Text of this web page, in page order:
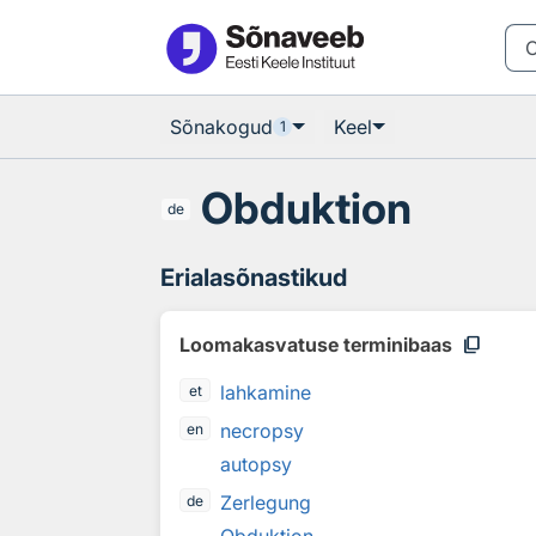
Sõnakogud 1 Keel
de Obduktion
Erialasõnastikud
Loomakasvatuse terminibaas content_copy
et lahkamine
en
necropsy
autopsy
de
Zerlegung